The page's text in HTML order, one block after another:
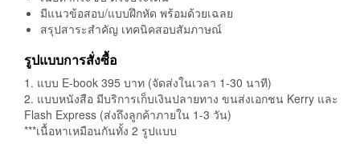
มีแนวข้อสอบ/แบบฝึกหัด พร้อมด้วยเฉลย
สรุปสาระสำคัญ เทคนิคสอบสัมภาษณ์
รูปแบบการสั่งซื้อ
1. แบบ E-book 395 บาท (จัดส่งในเวลา 1-30 นาที)
2. แบบหนังสือ มีบริการเก็บเงินปลายทาง ขนส่งเอกชน Kerry และ
Flash Express (ส่งถึงลูกค้าภายใน 1-3 วัน)
***เนื้อหาเหมือนกันทั้ง 2 รูปแบบ